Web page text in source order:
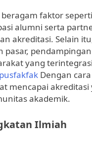
faktor
alumni serta
akreditasi. Selain
pasar,
yang
Dengan
mencapai
akademik.
Ilmiah